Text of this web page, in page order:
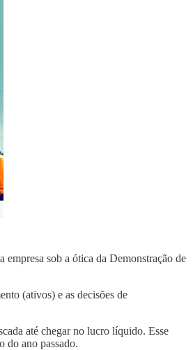
empresa sob a ótica da Demonstração de
(ativos) e as decisões de
até chegar no lucro líquido. Esse
do ano passado.